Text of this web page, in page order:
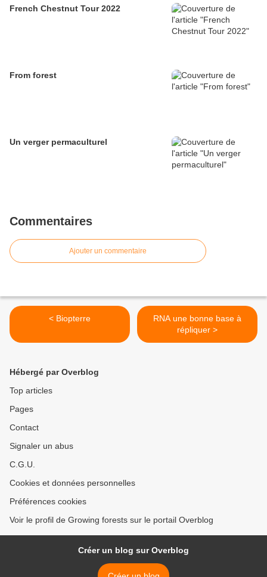
French Chestnut Tour 2022
From forest
Un verger permaculturel
Commentaires
Ajouter un commentaire
< Biopterre
RNA une bonne base à
répliquer >
Hébergé par Overblog
Top articles
Pages
Contact
Signaler un abus
C.G.U.
Cookies et données personnelles
Préférences cookies
Voir le profil de Growing forests sur le portail Overblog
Créer un blog sur Overblog